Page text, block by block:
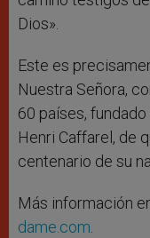
Dios».
Este es
Nuestra Señora,
60 países,
Henri Caffarel, de
centenario de su
Más información
dame.com.